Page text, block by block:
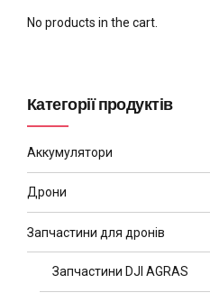
No products in the cart.
Категорії продуктів
Аккумулятори
Дрони
Запчастини для дронів
Запчастини DJI AGRAS